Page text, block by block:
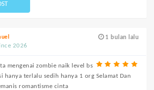
1 bulan lalu
2026
mengenai zombie naik level bs
hanya terlalu sedih hanya 1 org Selamat Dan
romantisme cinta